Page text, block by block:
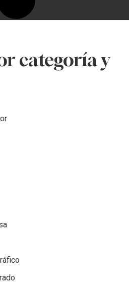
categoría y